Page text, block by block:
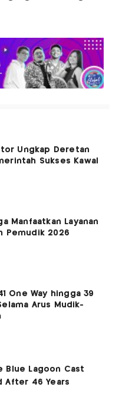
Ungkap Deretan
Sukses Kawal
Manfaatkan Layanan
Pemudik 2026
One Way hingga 39
Arus Mudik-